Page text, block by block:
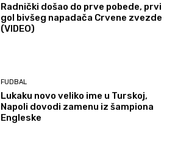
Radnički došao do prve pobede, prvi
gol bivšeg napadača Crvene zvezde
(VIDEO)
FUDBAL
Lukaku novo veliko ime u Turskoj,
Napoli dovodi zamenu iz šampiona
Engleske